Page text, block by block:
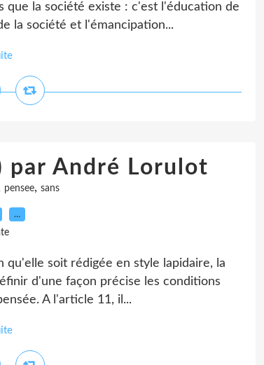
la société existe : c'est l'éducation de
la société et l'émancipation...
par André Lorulot
pensee, sans
…
qu'elle soit rédigée en style lapidaire, la
d'une façon précise les conditions
A l'article 11, il...